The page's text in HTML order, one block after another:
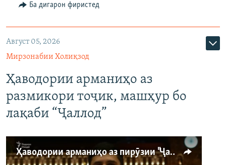
Ба дигарон фиристед
Август 05, 2026
Мирзонабии Холиқзод
Ҳаводории арманиҳо аз
размикори тоҷик, машҳур бо
лақаби “Ҷаллод”
Ҳаводории арманиҳо аз пирӯзии "Ҷаллод"-и тоҷик